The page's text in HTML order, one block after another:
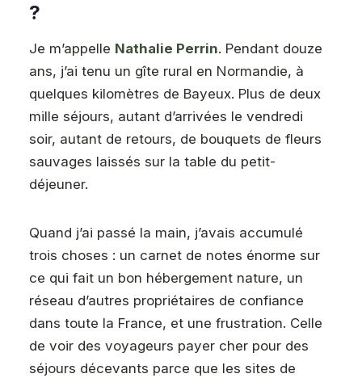
?
Je m’appelle Nathalie Perrin. Pendant douze
ans, j’ai tenu un gîte rural en Normandie, à
quelques kilomètres de Bayeux. Plus de deux
mille séjours, autant d’arrivées le vendredi
soir, autant de retours, de bouquets de fleurs
sauvages laissés sur la table du petit-
déjeuner.
Quand j’ai passé la main, j’avais accumulé
trois choses : un carnet de notes énorme sur
ce qui fait un bon hébergement nature, un
réseau d’autres propriétaires de confiance
dans toute la France, et une frustration. Celle
de voir des voyageurs payer cher pour des
séjours décevants parce que les sites de